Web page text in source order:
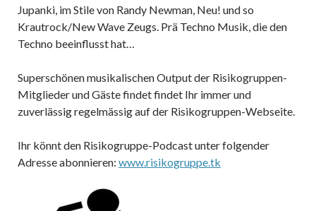
Jupanki, im Stile von Randy Newman, Neu! und so
Krautrock/New Wave Zeugs. Prä Techno Musik, die den
Techno beeinflusst hat…
Superschönen musikalischen Output der Risikogruppen-
Mitglieder und Gäste findet findet Ihr immer und
zuverlässig regelmässig auf der Risikogruppen-Webseite.
Ihr könnt den Risikogruppe-Podcast unter folgender
Adresse abonnieren: www.risikogruppe.tk